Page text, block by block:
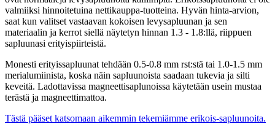
valmiiksi hinnoitetuina nettikauppa-tuotteina. Hyvän hinta-arvion,
saat kun valitset vastaavan kokoisen levysapluunan ja sen
materiaalin ja kerrot siellä näytetyn hinnan 1.3 - 1.8:llä, riippuen
sapluunasi erityispiirteistä.
Monesti erityissapluunat tehdään 0.5-0.8 mm rst:stä tai 1.0-1.5 mm
merialumiinista, koska näin sapluunoista saadaan tukevia ja silti
keveitä. Ladottavissa magneettisaplunoissa käytetään usein mustaa
terästä ja magneettimattoa.
Tästä pääset katsomaan aikemmin tekemiämme erikois-sapluunoita.